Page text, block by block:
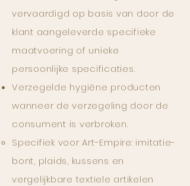
vervaardigd op basis van door de
klant aangeleverde specifieke
maatvoering of unieke
persoonlijke specificaties.
Verzegelde hygiëne producten
wanneer de verzegeling door de
consument is verbroken.
Specifiek voor Art-Empire: imitatie-
bont, plaids, kussens en
vergelijkbare textiele artikelen